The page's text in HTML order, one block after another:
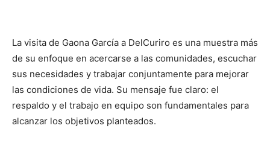
La visita de Gaona García a DelCuriro es una muestra más
de su enfoque en acercarse a las comunidades, escuchar
sus necesidades y trabajar conjuntamente para mejorar
las condiciones de vida. Su mensaje fue claro: el
respaldo y el trabajo en equipo son fundamentales para
alcanzar los objetivos planteados.